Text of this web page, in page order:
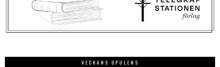
VECKANS OPULENS